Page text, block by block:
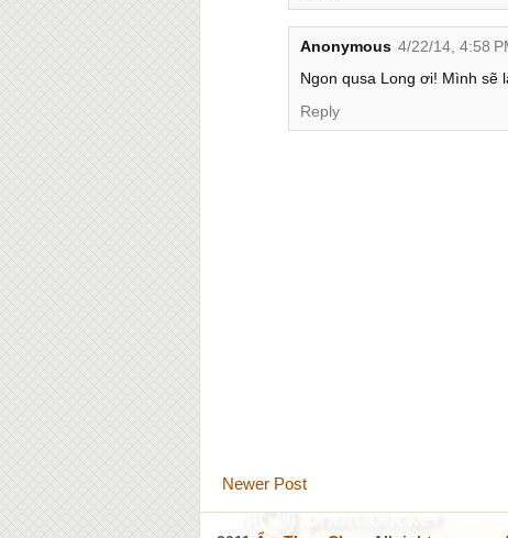
Anonymous 4/22/14, 4:58
Ngon qusa Long ơi! Mình sẽ
Reply
Newer Post